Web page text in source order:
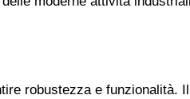
robustezza e